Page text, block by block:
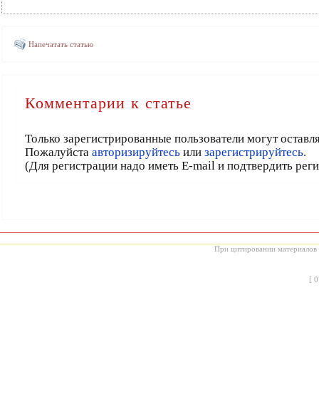
Напечатать статью
Комментарии к статье
Только зарегистрированные пользователи могут
Пожалуйста авторизируйтесьили зарегистрируйтесь.
(Для регистрации надо иметь E-mail и подтвердить
При цитировании материалов
[